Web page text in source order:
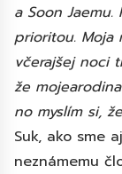
a Soon
prioritou. Moja
včerajšej noci
že
no myslím si,
Suk, ako sme
neznámemu